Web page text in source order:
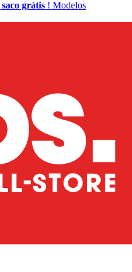
saco grátis ! Modelos